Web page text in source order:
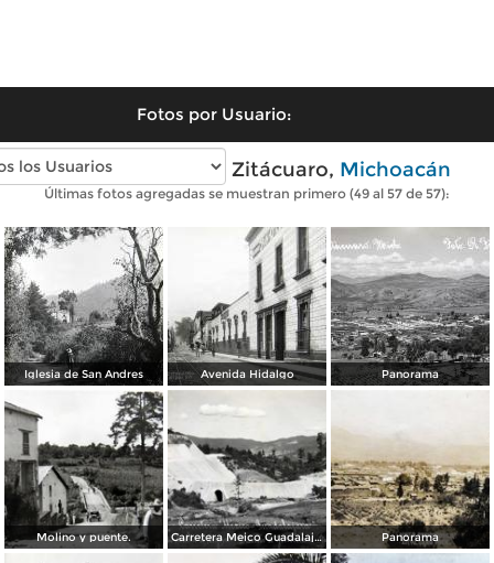
Fotos por Usuario:
Fotos antiguas de Zitácuaro, Michoacán
Últimas fotos agregadas se muestran primero (49 al 57 de 57):
Iglesia de San Andres Avenida Hidalgo Panorama
Molino y puente. Carretera Meico Guadalajara pasando por Panorama